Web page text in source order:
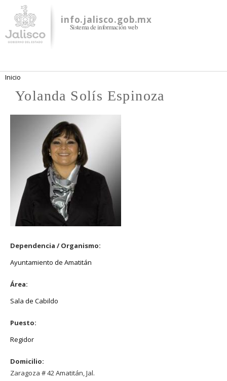
contenido
principal
info.jalisco.gob.mx
Sistema de información web
Se encuentra usted aquí
Inicio
Yolanda Solís Espinoza
Dependencia / Organismo:
Ayuntamiento de Amatitán
Área:
Sala de Cabildo
Puesto:
Regidor
Domicilio:
Zaragoza # 42 Amatitán, Jal.